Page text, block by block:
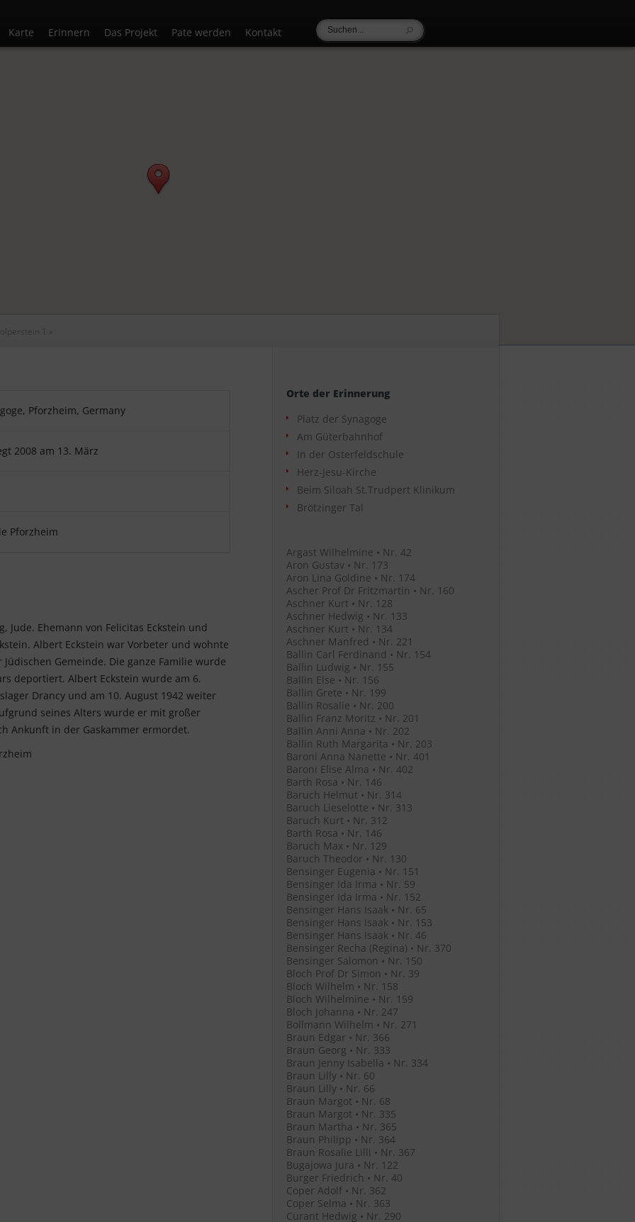
Karte Erinnern Das Projekt Pate werden Kontakt
1 »
Pforzheim, Germany
2008 am 13. März
Pforzheim
Jude. Ehemann von Felicitas Eckstein und
Albert Eckstein war Vorbeter und wohnte
Gemeinde. Die ganze Familie wurde
deportiert. Albert Eckstein wurde am 6.
Drancy und am 10. August 1942 weiter
seines Alters wurde er mit großer
Ankunft in der Gaskammer ermordet.
Orte der Erinnerung
Platz der Synagoge
Am Güterbahnhof
In der Osterfeldschule
Herz-Jesu-Kirche
Beim Siloah St.Trudpert Klinikum
Brötzinger Tal
Argast Wilhelmine • Nr. 42
Aron Gustav • Nr. 173
Aron Lina Goldine • Nr. 174
Ascher Prof Dr Fritzmartin • Nr. 160
Aschner Kurt • Nr. 128
Aschner Hedwig • Nr. 133
Aschner Kurt • Nr. 134
Aschner Manfred • Nr. 221
Ballin Carl Ferdinand • Nr. 154
Ballin Ludwig • Nr. 155
Ballin Else • Nr. 156
Ballin Grete • Nr. 199
Ballin Rosalie • Nr. 200
Ballin Franz Moritz • Nr. 201
Ballin Anni Anna • Nr. 202
Ballin Ruth Margarita • Nr. 203
Baroni Anna Nanette • Nr. 401
Baroni Elise Alma • Nr. 402
Barth Rosa • Nr. 146
Baruch Helmut • Nr. 314
Baruch Lieselotte • Nr. 313
Baruch Kurt • Nr. 312
Barth Rosa • Nr. 146
Baruch Max • Nr. 129
Baruch Theodor • Nr. 130
Bensinger Eugenia • Nr. 151
Bensinger Ida Irma • Nr. 59
Bensinger Ida Irma • Nr. 152
Bensinger Hans Isaak • Nr. 65
Bensinger Hans Isaak • Nr. 153
Bensinger Hans Isaak • Nr. 46
Bensinger Recha (Regina) • Nr. 370
Bensinger Salomon • Nr. 150
Bloch Prof Dr Simon • Nr. 39
Bloch Wilhelm • Nr. 158
Bloch Wilhelmine • Nr. 159
Bloch Johanna • Nr. 247
Bollmann Wilhelm • Nr. 271
Braun Edgar • Nr. 366
Braun Georg • Nr. 333
Braun Jenny Isabella • Nr. 334
Braun Lilly • Nr. 60
Braun Lilly • Nr. 66
Braun Margot • Nr. 68
Braun Margot • Nr. 335
Braun Martha • Nr. 365
Braun Philipp • Nr. 364
Braun Rosalie Lilli • Nr. 367
Bugajowa Jura • Nr. 122
Burger Friedrich • Nr. 40
Coper Adolf • Nr. 362
Coper Selma • Nr. 363
Curant Hedwig • Nr. 290